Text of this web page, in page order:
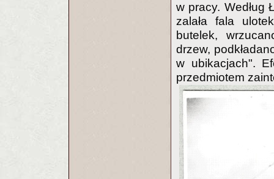
w pracy. Według
zalała fala
butelek,
drzew,
w ubikacjach".
przedmiotem